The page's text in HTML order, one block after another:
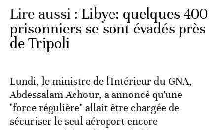
Lire aussi : Libye: quelques 400
prisonniers se sont évadés près
de Tripoli
Lundi, le ministre de l'Intérieur du GNA,
Abdessalam Achour, a annoncé qu'une
"force régulière" allait être chargée de
sécuriser le seul aéroport encore